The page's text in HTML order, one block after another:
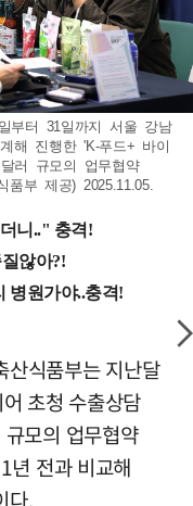
부터 31일까지 서울 강남
해 진행한 'K-푸드+ 바이
러 규모의 업무협약
부 제공) 2025.11.05.
산식품부는 지난달
초청 수출상담
모의 업무협약
년 전과 비교해
다.